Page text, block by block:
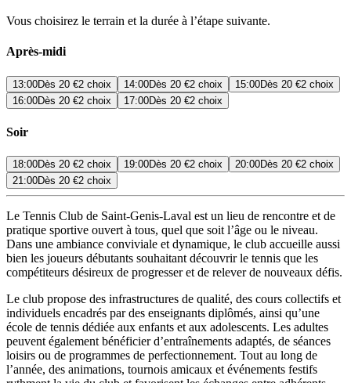
Vous choisirez le terrain et la durée à l’étape suivante.
Après-midi
13:00Dès 20 €2 choix 14:00Dès 20 €2 choix 15:00Dès 20 €2 choix
16:00Dès 20 €2 choix 17:00Dès 20 €2 choix
Soir
18:00Dès 20 €2 choix 19:00Dès 20 €2 choix 20:00Dès 20 €2 choix
21:00Dès 20 €2 choix
Le Tennis Club de Saint-Genis-Laval est un lieu de rencontre et de
pratique sportive ouvert à tous, quel que soit l’âge ou le niveau.
Dans une ambiance conviviale et dynamique, le club accueille aussi
bien les joueurs débutants souhaitant découvrir le tennis que les
compétiteurs désireux de progresser et de relever de nouveaux défis.
Le club propose des infrastructures de qualité, des cours collectifs et
individuels encadrés par des enseignants diplômés, ainsi qu’une
école de tennis dédiée aux enfants et aux adolescents. Les adultes
peuvent également bénéficier d’entraînements adaptés, de séances
loisirs ou de programmes de perfectionnement. Tout au long de
l’année, des animations, tournois amicaux et événements festifs